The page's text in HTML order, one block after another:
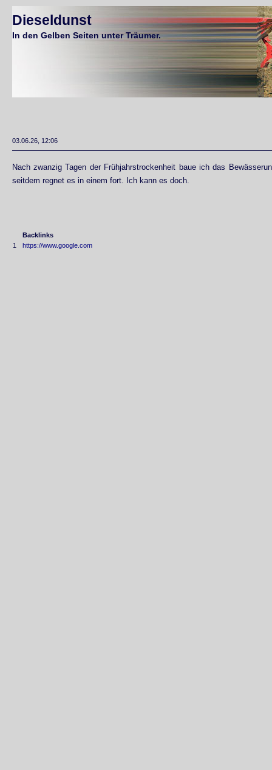
Dieseldunst
In den Gelben Seiten unter Träumer.
03.06.26, 12:06
Nach zwanzig Tagen der Frühjahrstrockenheit baue ich das
seitdem regnet es in einem fort. Ich kann es doch.
Backlinks
1
https://www.google.com